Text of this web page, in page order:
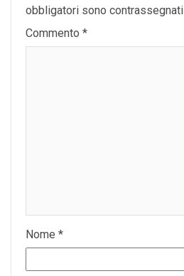
obbligatori sono contrassegnati
Commento *
Nome *